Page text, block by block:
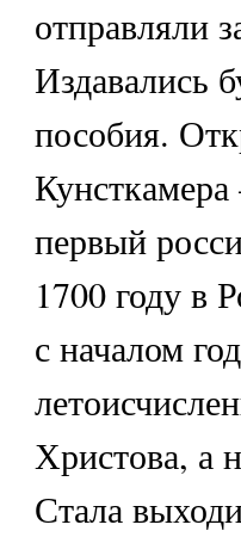
отправляли
Издавались
пособия.
первый
1700 году в
с началом
Христова, а
Стала